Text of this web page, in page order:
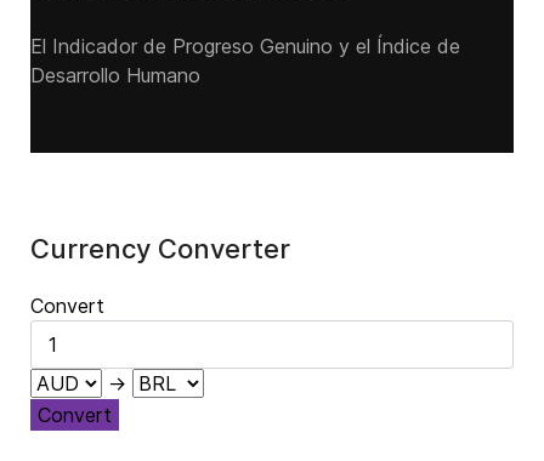
El Indicador de Progreso Genuino y el Índice de
Desarrollo Humano
Currency Converter
Convert
→
Convert